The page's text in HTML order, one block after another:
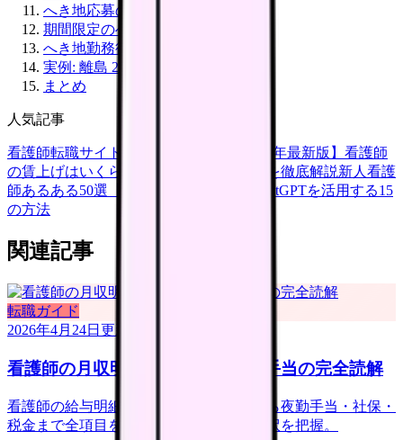
へき地応募の流れ
期間限定のへき地勤務
へき地勤務後のキャリア
実例: 離島 2 年勤務モデル
まとめ
人気記事
看護師転職サイトランキングTOP5【2026年最新版】 看護師
の賃上げはいくら？2026年度の最新情報を徹底解説新人看護
師あるある50選【共感必至】
看護師がChatGPTを活用する15
の方法
関連記事
転職ガイド
2026年4月24日 更新
看護師の月収明細の見方｜控除と手当の完全読解
看護師の給与明細を完全読解。基本給から夜勤手当・社保・
税金まで全項目を解説。自分の月収の内訳を把握。